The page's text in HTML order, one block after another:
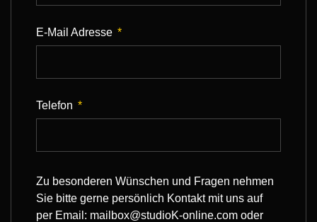
E-Mail Adresse
Telefon
Zu besonderen Wünschen und Fragen nehmen
Sie bitte gerne persönlich Kontakt mit uns auf
per Email: mailbox@studioK-online.com oder